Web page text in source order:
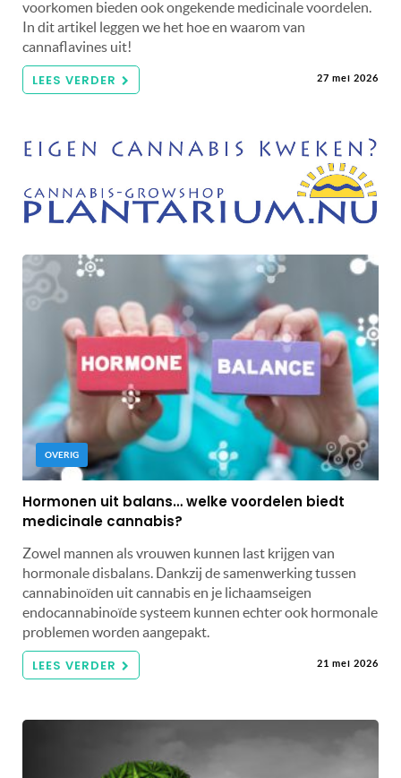
voorkomen bieden ook ongekende medicinale voordelen.
In dit artikel leggen we het hoe en waarom van
cannaflavines uit!
LEES VERDER 27 mei 2026
OVERIG
Hormonen uit balans… welke voordelen biedt
medicinale cannabis?
Zowel mannen als vrouwen kunnen last krijgen van
hormonale disbalans. Dankzij de samenwerking tussen
cannabinoïden uit cannabis en je lichaamseigen
endocannabinoïde systeem kunnen echter ook hormonale
problemen worden aangepakt.
LEES VERDER 21 mei 2026